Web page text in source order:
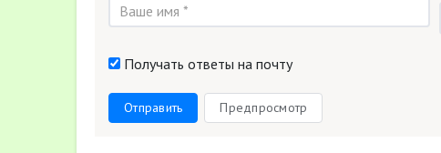
Получать ответы на почту
Отправить Предпросмотр